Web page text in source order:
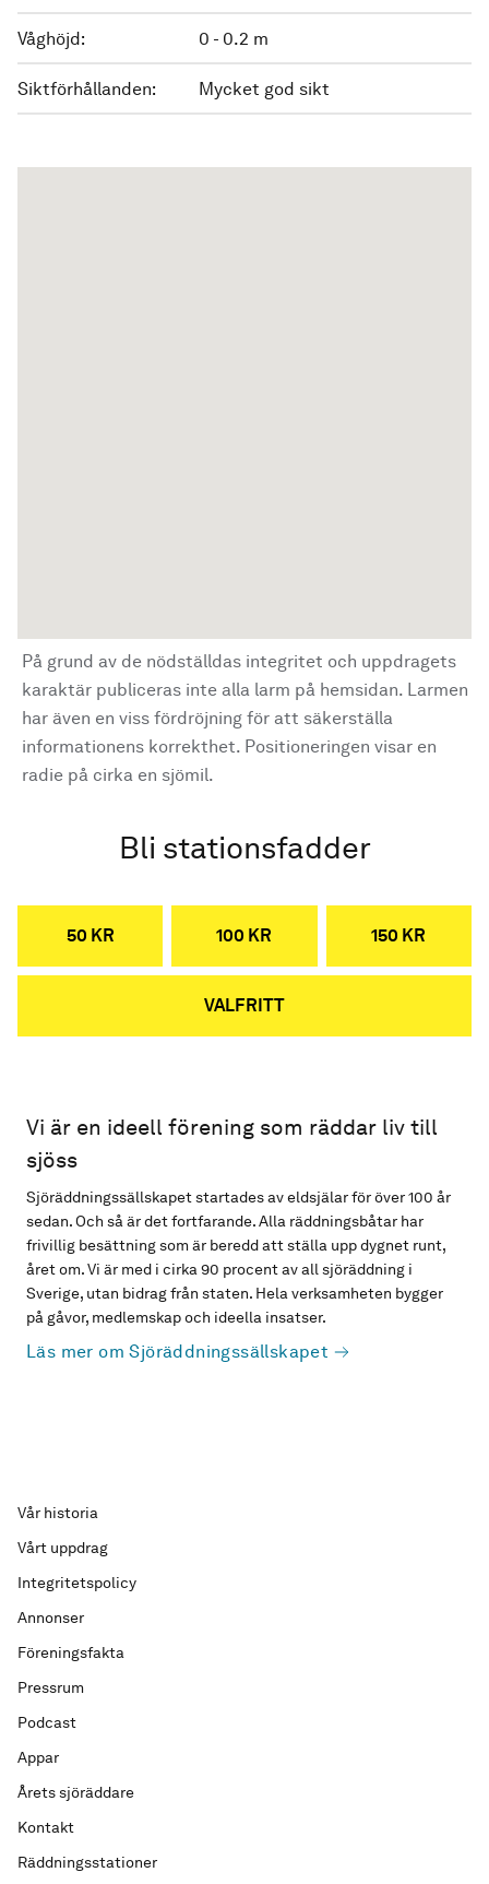
Våghöjd: 0 - 0.2 m
Siktförhållanden: Mycket god sikt
På grund av de nödställdas integritet och uppdragets
karaktär publiceras inte alla larm på hemsidan. Larmen
har även en viss fördröjning för att säkerställa
informationens korrekthet. Positioneringen visar en
radie på cirka en sjömil.
Bli stationsfadder
50 KR 100 KR 150 KR
VALFRITT
Vi är en ideell förening som räddar liv till
sjöss
Sjöräddningssällskapet startades av eldsjälar för över 100 år
sedan. Och så är det fortfarande. Alla räddningsbåtar har
frivillig besättning som är beredd att ställa upp dygnet runt,
året om. Vi är med i cirka 90 procent av all sjöräddning i
Sverige, utan bidrag från staten. Hela verksamheten bygger
på gåvor, medlemskap och ideella insatser.
Läs mer om Sjöräddningssällskapet
Vår historia
Vårt uppdrag
Integritetspolicy
Annonser
Föreningsfakta
Pressrum
Podcast
Appar
Årets sjöräddare
Kontakt
Räddningsstationer